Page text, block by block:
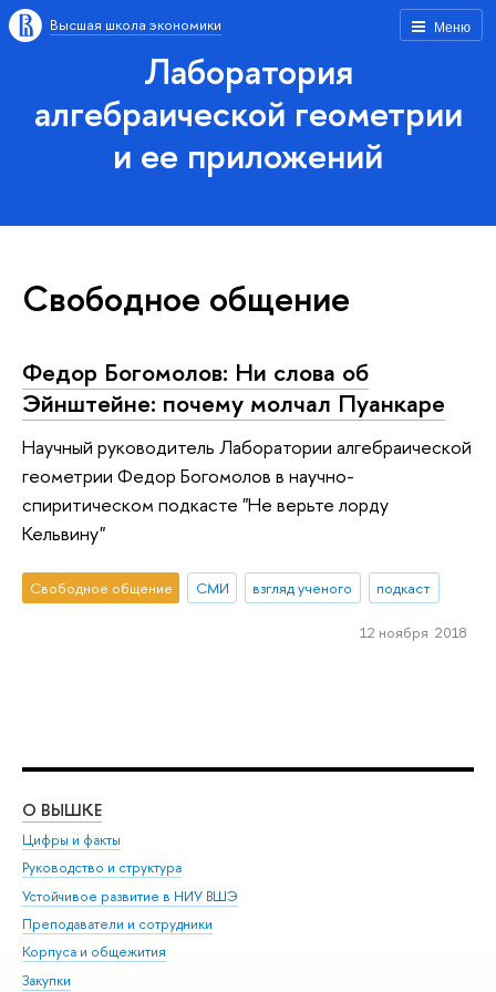
Меню
Высшая школа экономики
Лаборатория
алгебраической геометрии
и ее приложений
Свободное общение
Федор Богомолов: Ни слова об
Эйнштейне: почему молчал Пуанкаре
Научный руководитель Лаборатории алгебраической
геометрии Федор Богомолов в научно-
спиритическом подкасте "Не верьте лорду
Кельвину"
Свободное общение СМИ взгляд ученого подкаст
12 ноября 2018
О ВЫШКЕ
Цифры и факты
Руководство и структура
Устойчивое развитие в НИУ ВШЭ
Преподаватели и сотрудники
Корпуса и общежития
Закупки